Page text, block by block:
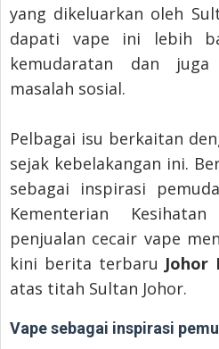
yang dikeluarkan oleh
dapati vape ini lebih
kemudaratan dan juga
masalah sosial.
Pelbagai isu berkaitan
sejak kebelakangan ini.
sebagai inspirasi
Kementerian
penjualan cecair vape
kini berita terbaru Johor
atas titah Sultan Johor.
Vape sebagai inspirasi